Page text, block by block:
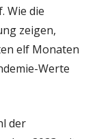
Wie die
zeigen,
elf Monaten
Werte
der